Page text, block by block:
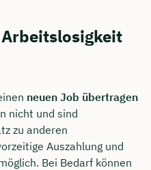
neuen Job übertragen
nicht und sind
zu anderen
Auszahlung und
Bei Bedarf können